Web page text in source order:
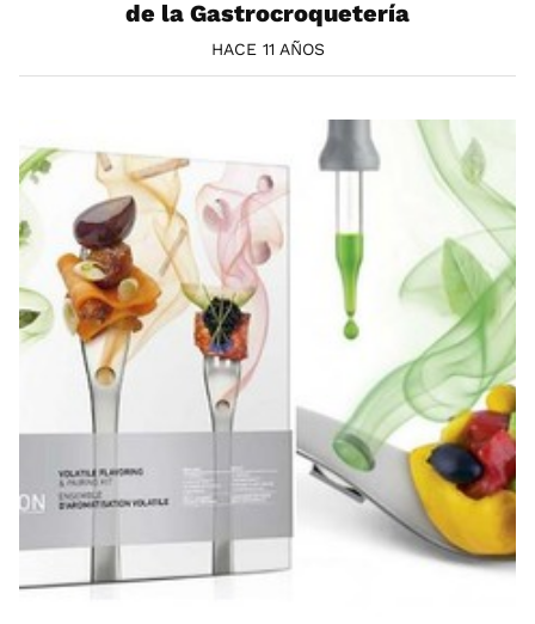
de la Gastrocroquetería
HACE 11 AÑOS